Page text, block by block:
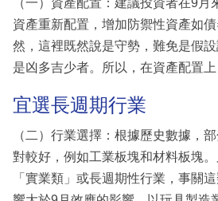
（一）資產配置：建議投資者在9
資產重新配置，增加防禦性資產如
然，這裡既然說是守勢，難免是假
是凶多吉少者。所以，在資產配置上
宜選長週期行業
（二）行業選擇：根據歷史數據，
對較好，例如工業板塊和材料板塊
「實業類」或長週期性行業，事關